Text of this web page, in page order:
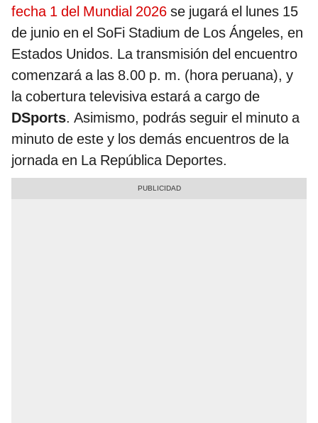
fecha 1 del Mundial 2026 se jugará el lunes 15
de junio en el SoFi Stadium de Los Ángeles, en
Estados Unidos. La transmisión del encuentro
comenzará a las 8.00 p. m. (hora peruana), y
la cobertura televisiva estará a cargo de
DSports. Asimismo, podrás seguir el minuto a
minuto de este y los demás encuentros de la
jornada en La República Deportes.